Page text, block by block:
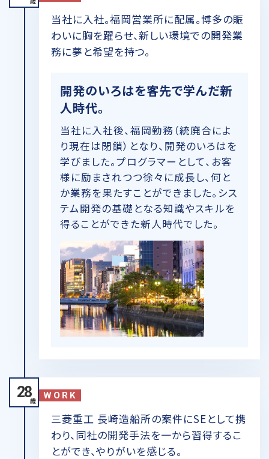
当社に入社。福岡営業所に配属。博多の賑
わいに胸を躍らせ、新しい環境での開発業
務に夢と希望を持つ。
開発のいろはを客先で学んだ新
人時代。
当社に入社後、福岡勤務（統廃合によ
り現在は閉鎖）となり、開発のいろはを
学びました。プログラマーとして、お客
様に励まされつつ徐々に成長し、何と
か業務を果たすことができました。シス
テム開発の基礎となる知識やスキルを
得ることができた新人時代でした。
28歳 WORK
三菱重工 長崎造船所の案件にSEとして携
わり、同社の開発手法を一から習得するこ
とができ、やりがいを感じる。